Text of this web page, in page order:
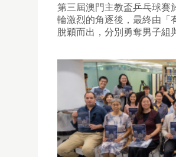
第三屆澳門主教盃乒乓球賽
輪激烈的角逐後，最終由「
脫穎而出，分別勇奪男子組